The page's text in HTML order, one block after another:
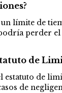
límite de
perder
de
de
de